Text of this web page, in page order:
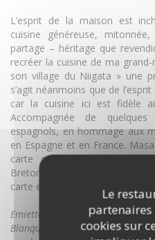
Le
cookies sur
L’esprit de la maison est
cuisine généreuse,
partage – héritage que
recréer la cuisine de ma
son village du Niigata » une
s’agit néanmoins que de
car la cuisine ici est fidèle
Accompagnée de
espagnols, en hommage aux
en Espagne et en France.
carte quelques plats
Breton (chez qui il prend
carte est bien fournie…
Emietté de tourteau, avocat,
Blanquette de veau, légumes